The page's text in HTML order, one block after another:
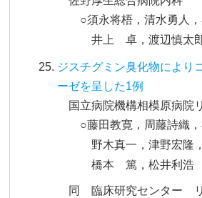
○須永将梧，清水勇人，
井上 卓，渡辺慎太
ジスチグミン臭化物により
ーゼを呈した1例
国立病院機構相模原病院
○藤田教寛，周藤詩織，
野木真一，津野宏隆
橋本 篤，松井利浩
同 臨床研究センター